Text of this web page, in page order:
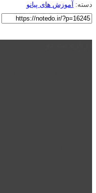
دسته: آموزش های پیانو